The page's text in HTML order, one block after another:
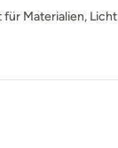
Materialien, Licht